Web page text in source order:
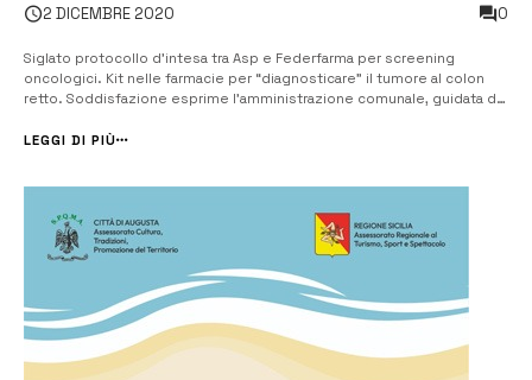
2 DICEMBRE 2020 0
Siglato protocollo d’intesa tra Asp e Federfarma per screening
oncologici. Kit nelle farmacie per “diagnosticare” il tumore al colon
retto. Soddisfazione esprime l’amministrazione comunale, guidata dal
rivolgersi alla propria farmacia di fiducia. [/] L’...
LEGGI DI PIÙ